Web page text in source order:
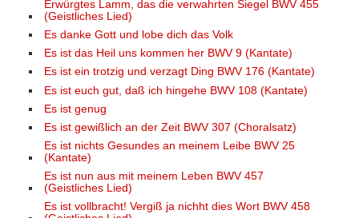
Erwürgtes Lamm, das die verwahrten Siegel BWV 455
(Geistliches Lied)
Es danke Gott und lobe dich das Volk
Es ist das Heil uns kommen her BWV 9 (Kantate)
Es ist ein trotzig und verzagt Ding BWV 176 (Kantate)
Es ist euch gut, daß ich hingehe BWV 108 (Kantate)
Es ist genug
Es ist gewißlich an der Zeit BWV 307 (Choralsatz)
Es ist nichts Gesundes an meinem Leibe BWV 25
(Kantate)
Es ist nun aus mit meinem Leben BWV 457
(Geistliches Lied)
Es ist vollbracht! Vergiß ja nichht dies Wort BWV 458